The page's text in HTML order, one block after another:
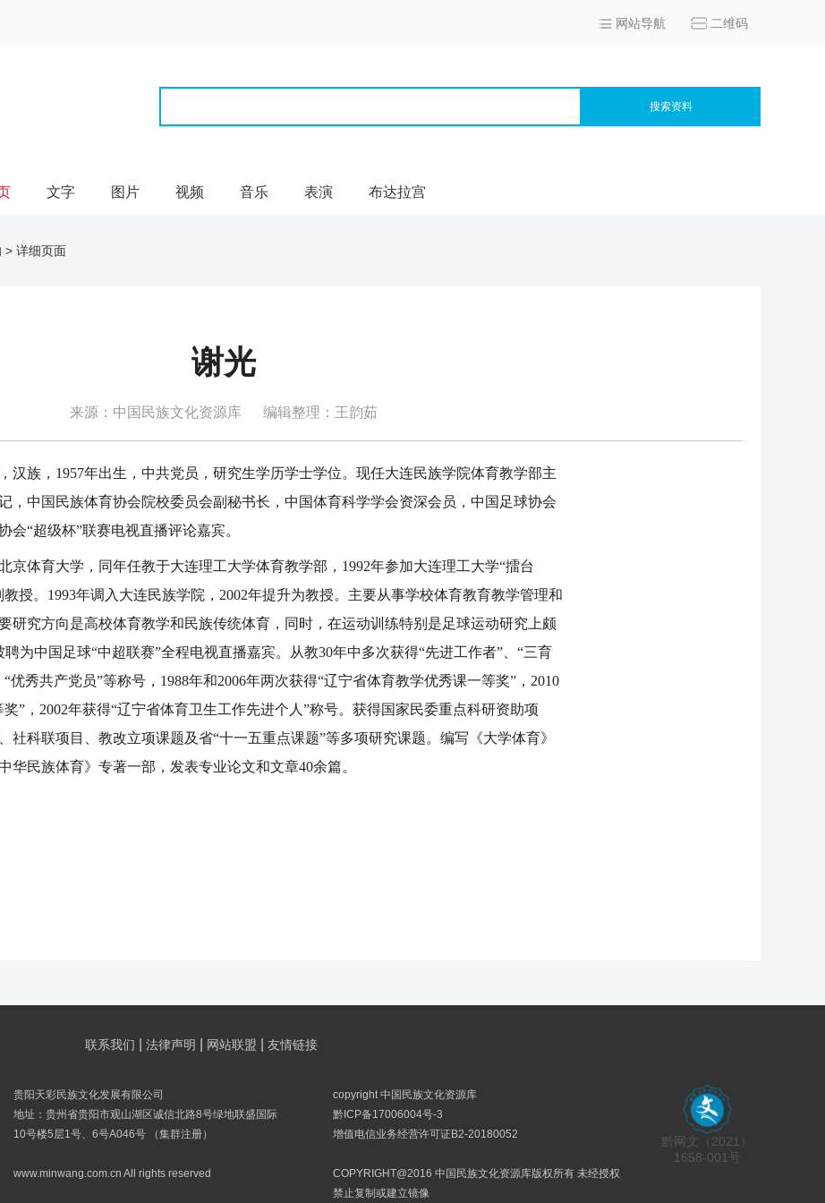
网站导航 二维码
搜索资料
文字 图片 视频 音乐 表演 布达拉宫
> 详细页面
谢光
来源：中国民族文化资源库 编辑整理：王韵茹
族，1957年出生，中共党员，研究生学历学士学位。现任大连民族学院体育教学部主
，中国民族体育协会院校委员会副秘书长，中国体育科学学会资深会员，中国足球协会
会“超级杯”联赛电视直播评论嘉宾。
体育大学，同年任教于大连理工大学体育教学部，1992年参加大连理工大学“擂台
授。1993年调入大连民族学院，2002年提升为教授。主要从事学校体育教育教学管理和
研究方向是高校体育教学和民族传统体育，同时，在运动训练特别是足球运动研究上颇
为中国足球“中超联赛”全程电视直播嘉宾。从教30年中多次获得“先进工作者”、“三育
“优秀共产党员”等称号，1988年和2006年两次获得“辽宁省体育教学优秀课一等奖”，2010
”，2002年获得“辽宁省体育卫生工作先进个人”称号。获得国家民委重点科研资助项
社科联项目、教改立项课题及省“十一五重点课题”等多项研究课题。编写《大学体育》
华民族体育》专著一部，发表专业论文和文章40余篇。
联系我们 法律声明 网站联盟 友情链接
贵阳天彩民族文化发展有限公司
地址：贵州省贵阳市观山湖区诚信北路8号绿地联盛国际
10号楼5层1号、6号A046号 （集群注册）
www.minwang.com.cn All rights reserved
copyright 中国民族文化资源库
黔ICP备17006004号-3
增值电信业务经营许可证B2-20180052
COPYRIGHT@2016 中国民族文化资源库版权所有 未经授权
禁止复制或建立镜像
黔网文（2021）
1658-001号